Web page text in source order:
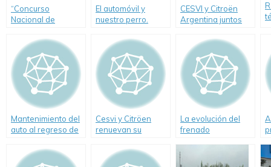
“Concurso
Nacional de
Creciendo
Seguros”,
El automóvil y
nuestro perro.
seguros
CESVI y Citroën
Argentina juntos
defensivo
Mantenimiento del
auto al regreso de
Consejos de
«Abriendo
Cesvi y Citröen
renuevan su
prevención vial
La evolución del
frenado